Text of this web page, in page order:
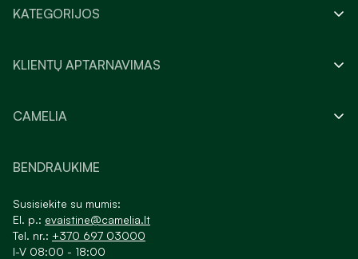
KATEGORIJOS
KLIENTŲ APTARNAVIMAS
CAMELIA
BENDRAUKIME
Susisiekite su mumis:
El. p.: evaistine@camelia.lt
Tel. nr.: +370 697 03000
I-V 08:00 - 18:00